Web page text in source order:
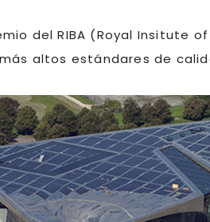
del RIBA (Royal
altos estándares de